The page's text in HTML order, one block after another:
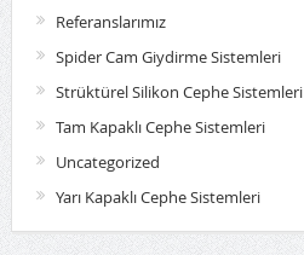
Referanslarımız
Spider Cam Giydirme Sistemleri
Strüktürel Silikon Cephe Sistemleri
Tam Kapaklı Cephe Sistemleri
Uncategorized
Yarı Kapaklı Cephe Sistemleri